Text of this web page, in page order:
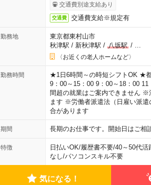
交通費別途支給あり
交通費 交通費支給※規定有
勤務地
東京都東村山市
秋津駅 / 新秋津駅 / 八坂駅/
〈お近くの老人ホームなど〉
勤務時間
★1日6時間～の時短シフトOK ★
9：00～15：00 9：00～18：00
間超の就業はご案内できません ※
ます ※労働者派遣法（日雇い派
合があります
期間 長期のお仕事です。開始日はご
特徴 日払いOK/履歴書不要/40～50代活
なし/パソコンスキル不要
気になる！